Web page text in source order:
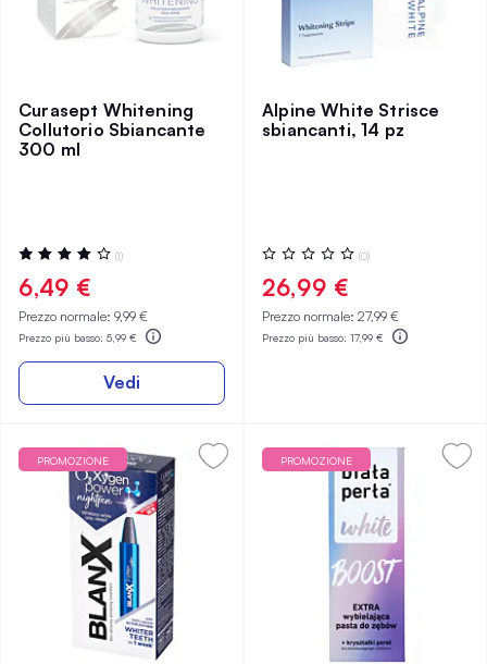
Curasept Whitening
Collutorio Sbiancante
300 ml
Valutazione:
80%
(1)
6,49 €
Prezzo normale: 9,99 €
Prezzo più basso: 5,99 €
Vedi
Alpine White Strisce
sbiancanti, 14 pz
Valutazione:
0%
(0)
26,99 €
Prezzo normale: 27,99 €
Prezzo più basso: 17,99 €
PROMOZIONE PROMOZIONE